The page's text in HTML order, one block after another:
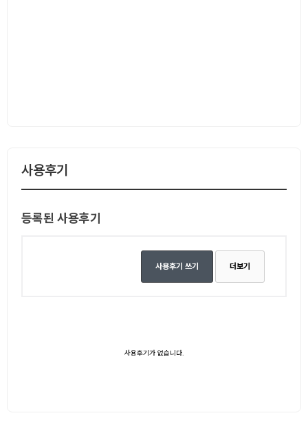
사용후기
등록된 사용후기
사용후기 쓰기 더보기
사용후기가 없습니다.